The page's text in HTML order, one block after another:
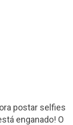
postar selfies
enganado! O